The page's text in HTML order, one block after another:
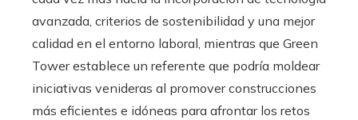
avanzada, criterios de sostenibilidad y una mejor
calidad en el entorno laboral, mientras que Green
Tower establece un referente que podría moldear
iniciativas venideras al promover construcciones
más eficientes e idóneas para afrontar los retos